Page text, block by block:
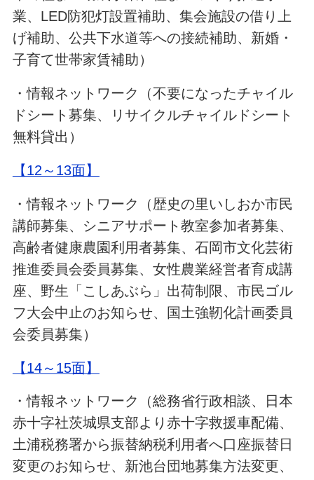
業、LED防犯灯設置補助、集会施設の借り上
げ補助、公共下水道等への接続補助、新婚・
子育て世帯家賃補助）
・情報ネットワーク（不要になったチャイル
ドシート募集、リサイクルチャイルドシート
無料貸出）
【12～13面】
・情報ネットワーク（歴史の里いしおか市民
講師募集、シニアサポート教室参加者募集、
高齢者健康農園利用者募集、石岡市文化芸術
推進委員会委員募集、女性農業経営者育成講
座、野生「こしあぶら」出荷制限、市民ゴル
フ大会中止のお知らせ、国土強靭化計画委員
会委員募集）
【14～15面】
・情報ネットワーク（総務省行政相談、日本
赤十字社茨城県支部より赤十字救援車配備、
土浦税務署から振替納税利用者へ口座振替日
変更のお知らせ、新池台団地募集方法変更、